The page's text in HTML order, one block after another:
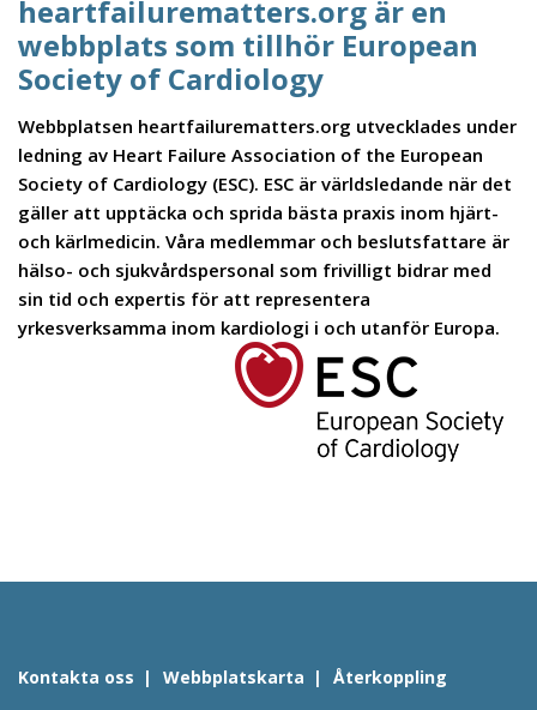
heartfailurematters.org är en
webbplats som tillhör European
Society of Cardiology
Webbplatsen heartfailurematters.org utvecklades under
ledning av Heart Failure Association of the European
Society of Cardiology (ESC). ESC är världsledande när det
gäller att upptäcka och sprida bästa praxis inom hjärt-
och kärlmedicin. Våra medlemmar och beslutsfattare är
hälso- och sjukvårdspersonal som frivilligt bidrar med
sin tid och expertis för att representera
yrkesverksamma inom kardiologi i och utanför Europa.
Kontakta oss Webbplatskarta
Återkoppling